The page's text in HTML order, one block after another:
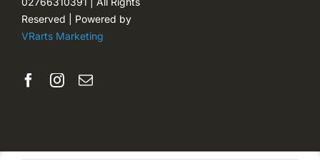
Reserved | Powered by
VRarts Marketing